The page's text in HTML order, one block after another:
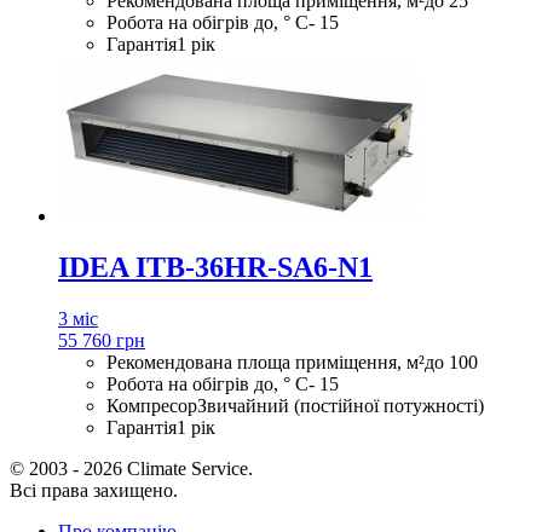
Робота на обігрів до, ° С- 15
Гарантія1 рік
IDEA ITB-36HR-SA6-N1
3 міс
55 760 грн
Рекомендована площа приміщення, м²до 100
Робота на обігрів до, ° С- 15
КомпресорЗвичайний (постійної потужності)
Гарантія1 рік
© 2003 - 2026 Climate Service.
Всі права захищено.